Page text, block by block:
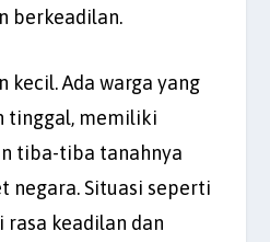
berkeadilan.
kecil. Ada warga yang
tinggal, memiliki
tiba-tiba tanahnya
negara. Situasi seperti
rasa keadilan dan